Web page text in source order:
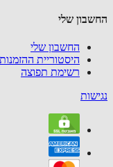
שלי
החשבון שלי
היסטוריית ההזמנות
רשימת תפוצה